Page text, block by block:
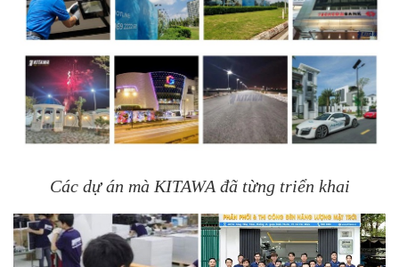
Các dự án mà KITAWA đã từng triển khai